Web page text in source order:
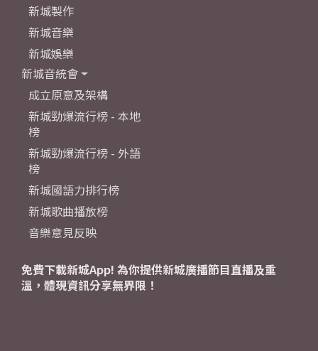
新城製作
新城音樂
新城娛樂
新城音統會
成立原意及架構
新城勁爆流行榜 - 本地
榜
新城勁爆流行榜 - 外語
榜
新城國語力排行榜
新城歌曲播放榜
音樂意見反映
免費下載新城App! 為你提供新城廣播節目直播及重
溫，體現資訊分享無界限！